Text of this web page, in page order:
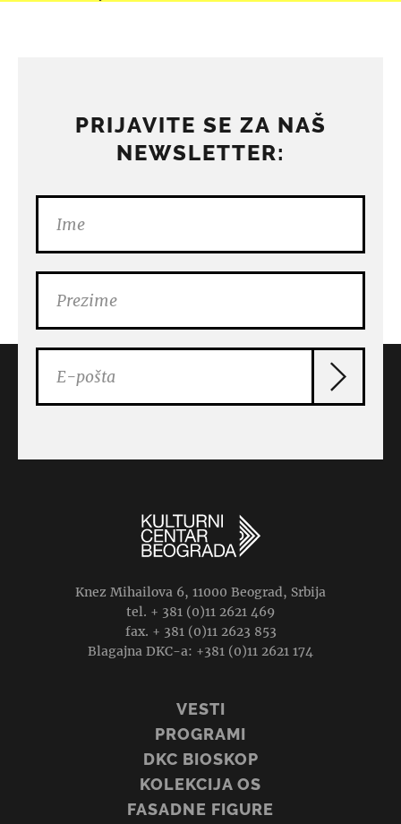
PRIJAVITE SE ZA NAŠ
NEWSLETTER:
Knez Mihailova 6, 11000 Beograd, Srbija
tel. + 381 (0)11 2621 469
fax. + 381 (0)11 2623 853
Blagajna DKC-a: +381 (0)11 2621 174
VESTI
PROGRAMI
DKC BIOSKOP
KOLEKCIJA OS
FASADNE FIGURE